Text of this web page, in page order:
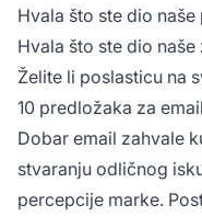
Hvala što ste dio naše
Hvala što ste dio
Želite li poslasticu na
10 predložaka za
Dobar email zahvale
stvaranju odličnog
percepcije marke.